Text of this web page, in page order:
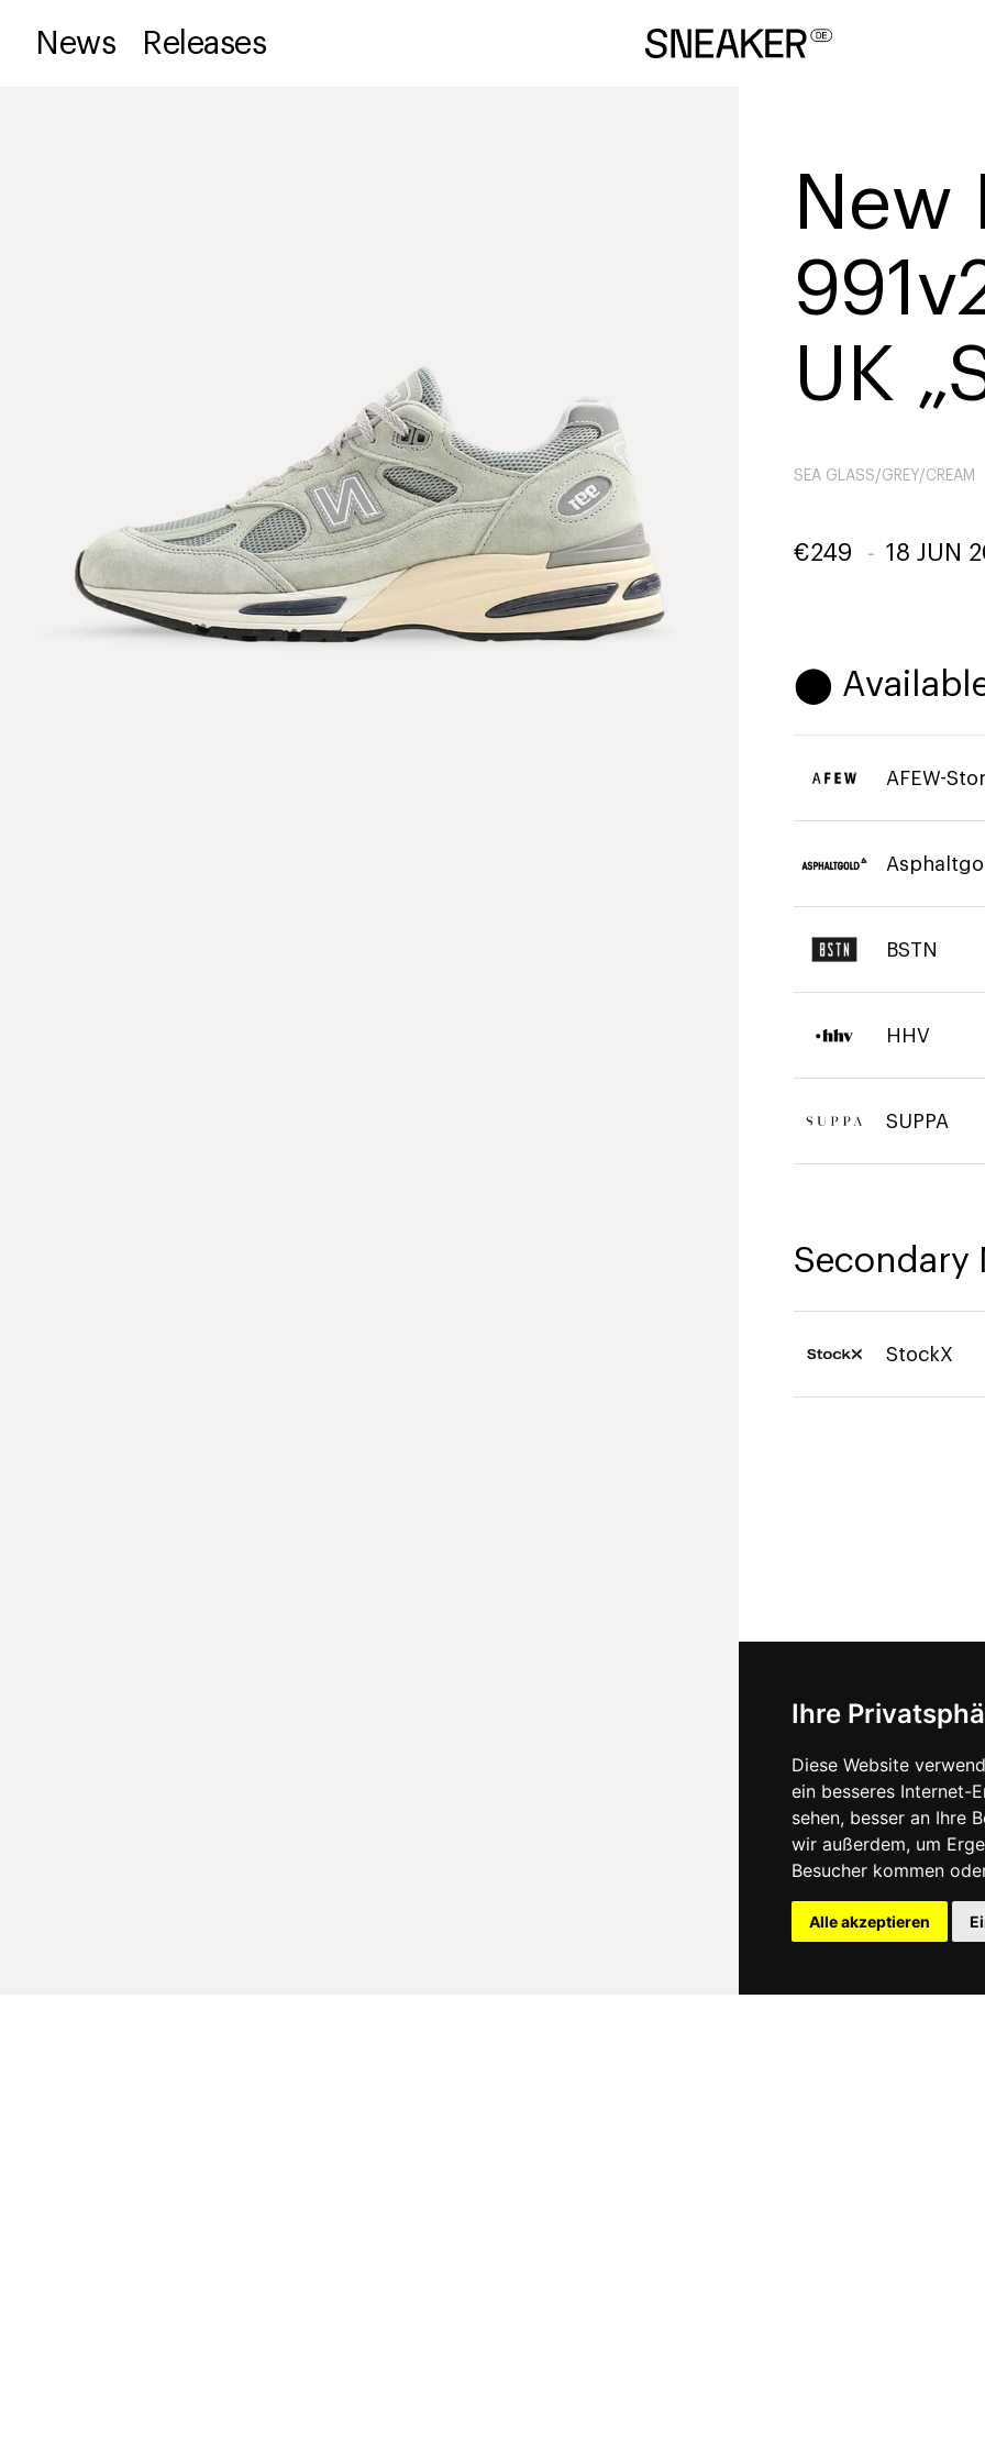
Ihre
Diese Website
ein besseres Internet-
sehen, besser an Ihre
wir außerdem, um
Besucher kommen
Alle akzeptieren
News Releases
New
UK
SEA GLASS/GREY/CREAM
€249 - 18 JUN
⬤
AFEW-
BSTN
HHV
SUPPA
Secondary
StockX